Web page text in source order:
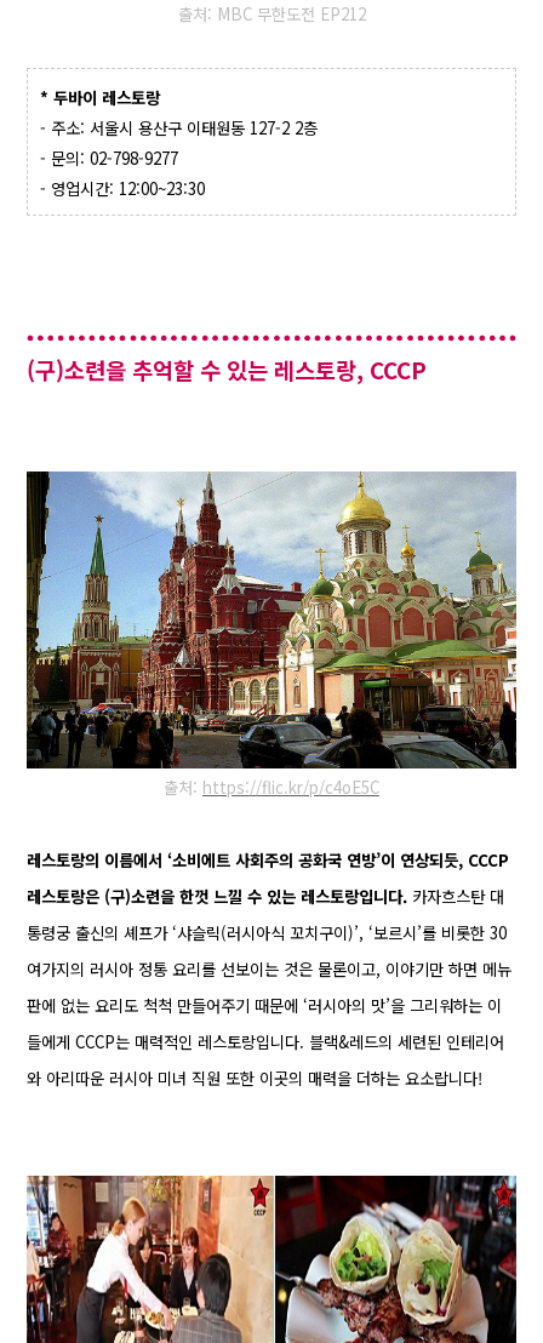
출처: MBC 무한도전 EP212
* 두바이 레스토랑
- 주소: 서울시 용산구 이태원동 127-2 2층
- 문의: 02-798-9277
- 영업시간: 12:00~23:30
(구)소련을 추억할 수 있는 레스토랑, CCCP
출처: https://flic.kr/p/c4oE5C
레스토랑의 이름에서 ‘소비에트 사회주의 공화국 연방’이 연상되듯, CCCP
레스토랑은 (구)소련을 한껏 느낄 수 있는 레스토랑입니다. 카자흐스탄 대
통령궁 출신의 셰프가 ‘샤슬릭(러시아식 꼬치구이)’, ‘보르시’를 비롯한 30
여가지의 러시아 정통 요리를 선보이는 것은 물론이고, 이야기만 하면 메뉴
판에 없는 요리도 척척 만들어주기 때문에 ‘러시아의 맛’을 그리워하는 이
들에게 CCCP는 매력적인 레스토랑입니다. 블랙&레드의 세련된 인테리어
와 아리따운 러시아 미녀 직원 또한 이곳의 매력을 더하는 요소랍니다!